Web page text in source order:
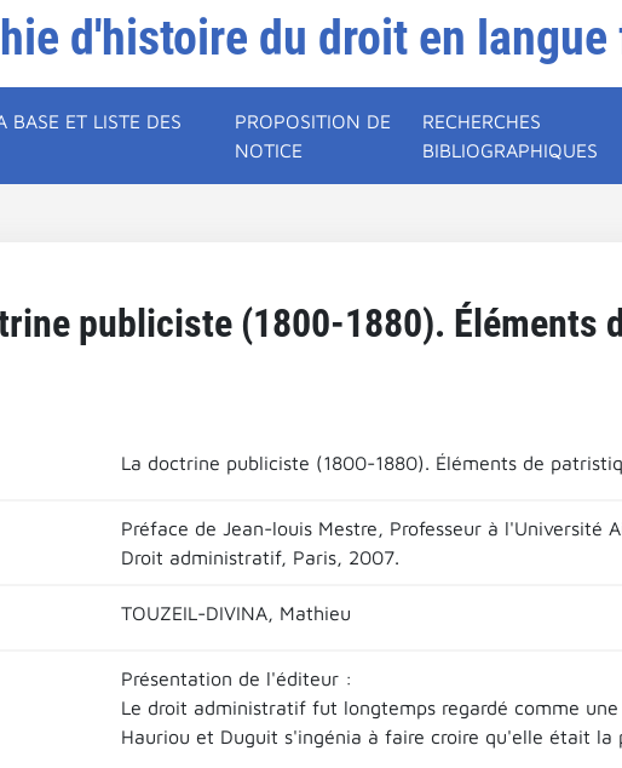
d'histoire du droit en langue
BASE ET LISTE DES
PROPOSITION DE
NOTICE
RECHERCHES
BIBLIOGRAPHIQUES
publiciste (1800-1880). Éléments
La doctrine publiciste (1800-1880). Éléments de
Préface de Jean-louis Mestre, Professeur à l'Université
Droit administratif, Paris, 2007.
TOUZEIL-DIVINA, Mathieu
Présentation de l'éditeur :
Le droit administratif fut longtemps regardé comme
Hauriou et Duguit s'ingénia à faire croire qu'elle était